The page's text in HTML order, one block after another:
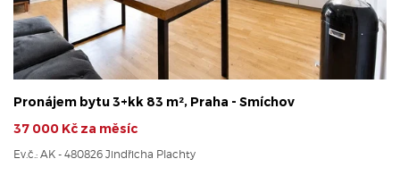
Pronájem bytu 3+kk 83 m², Praha - Smíchov
37 000 Kč za měsíc
Ev.č.: AK - 480826 Jindřicha Plachty